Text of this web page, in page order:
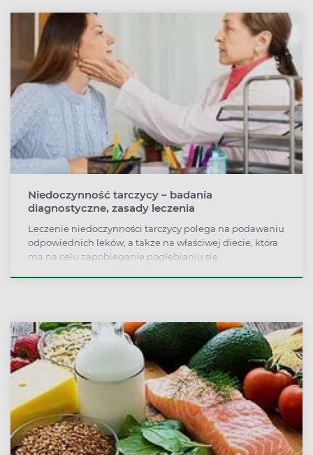
Niedoczynność tarczycy – badania
diagnostyczne, zasady leczenia
Leczenie niedoczynności tarczycy polega na podawaniu
odpowiednich leków, a także na właściwej diecie, która
ma na celu zapobieganie pogłębianiu się